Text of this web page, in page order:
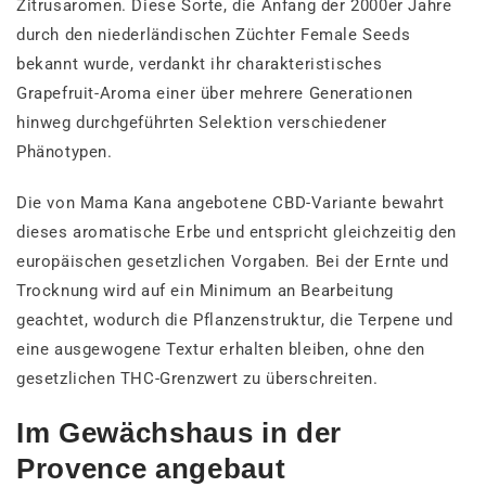
Zitrusaromen. Diese Sorte, die Anfang der 2000er Jahre
durch den niederländischen Züchter Female Seeds
bekannt wurde, verdankt ihr charakteristisches
Grapefruit-Aroma einer über mehrere Generationen
hinweg durchgeführten Selektion verschiedener
Phänotypen.
Die von Mama Kana angebotene CBD-Variante bewahrt
dieses aromatische Erbe und entspricht gleichzeitig den
europäischen gesetzlichen Vorgaben. Bei der Ernte und
Trocknung wird auf ein Minimum an Bearbeitung
geachtet, wodurch die Pflanzenstruktur, die Terpene und
eine ausgewogene Textur erhalten bleiben, ohne den
gesetzlichen THC-Grenzwert zu überschreiten.
Im Gewächshaus in der
Provence angebaut